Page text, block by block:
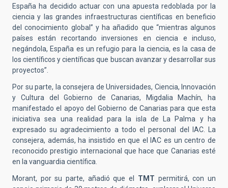
España ha decidido actuar con una apuesta redoblada por la
ciencia y las grandes infraestructuras científicas en beneficio
del conocimiento global” y ha añadido que “mientras algunos
países están recortando inversiones en ciencia e incluso,
negándola, España es un refugio para la ciencia, es la casa de
los científicos y científicas que buscan avanzar y desarrollar sus
proyectos”.
Por su parte, la consejera de Universidades, Ciencia, Innovación
y Cultura del Gobierno de Canarias, Migdalia Machín, ha
manifestado el apoyo del Gobierno de Canarias para que esta
iniciativa sea una realidad para la isla de La Palma y ha
expresado su agradecimiento a todo el personal del IAC. La
consejera, además, ha insistido en que el IAC es un centro de
reconocido prestigio internacional que hace que Canarias esté
en la vanguardia científica.
Morant, por su parte, añadió que el TMT permitirá, con un